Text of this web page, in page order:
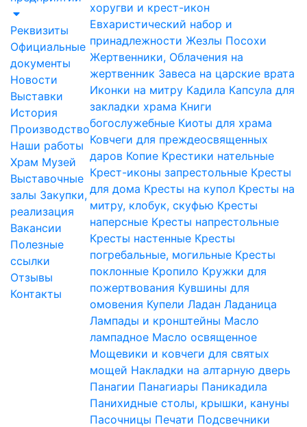
Реквизиты
Официальные
документы
Новости
Выставки
История
Производство
Наши работы
Храм Музей
Выставочные
залы Закупки,
реализация
Вакансии
Полезные
ссылки
Отзывы
Контакты
хоругви и крест-икон
Евхаристический набор и
принадлежности Жезлы Посохи
Жертвенники, Облачения на
жертвенник Завеса на царские врата
Иконки на митру Кадила Капсула для
закладки храма Книги
богослужебные Киоты для храма
Ковчеги для преждеосвященных
даров Копие Крестики нательные
Крест-иконы запрестольные Кресты
для дома Кресты на купол Кресты на
митру, клобук, скуфью Кресты
наперсные Кресты напрестольные
Кресты настенные Кресты
погребальные, могильные Кресты
поклонные Кропило Кружки для
пожертвования Кувшины для
омовения Купели Ладан Ладаница
Лампады и кронштейны Масло
лампадное Масло освященное
Мощевики и ковчеги для святых
мощей Накладки на алтарную дверь
Панагии Панагиары Паникадила
Панихидные столы, крышки, кануны
Пасочницы Печати Подсвечники